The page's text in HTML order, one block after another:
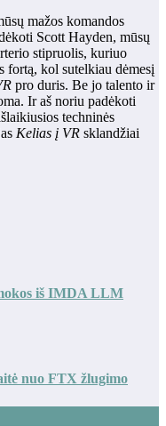
mažos komandos
Scott Hayden, mūsų
stipruolis, kuriuo
fortą, kol sutelkiau dėmesį
pro duris. Be jo talento ir
Ir aš noriu padėkoti
techninės
Kelias į VR sklandžiai
iš IMDA LLM
nuo FTX žlugimo